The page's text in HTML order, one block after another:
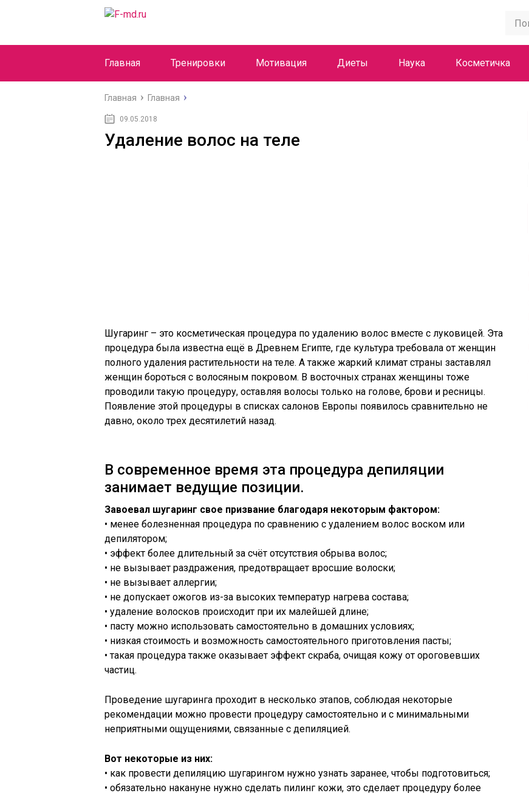
Главная Тренировки Мотивация Диеты Наука Косметичка
Главная Главная
09.05.2018
Удаление волос на теле
Шугаринг – это косметическая процедура по удалению волос вместе с луковицей. Эта
процедура была известна ещё в Древнем Египте, где культура требовала от женщин
полного удаления растительности на теле. А также жаркий климат страны заставлял
женщин бороться с волосяным покровом. В восточных странах женщины тоже
проводили такую процедуру, оставляя волосы только на голове, брови и ресницы.
Появление этой процедуры в списках салонов Европы появилось сравнительно не
давно, около трех десятилетий назад.
В современное время эта процедура депиляции
занимает ведущие позиции.
Завоевал шугаринг свое призвание благодаря некоторым фактором:
• менее болезненная процедура по сравнению с удалением волос воском или
депилятором;
• эффект более длительный за счёт отсутствия обрыва волос;
• не вызывает раздражения, предотвращает вросшие волоски;
• не вызывает аллергии;
• не допускает ожогов из-за высоких температур нагрева состава;
• удаление волосков происходит при их малейшей длине;
• пасту можно использовать самостоятельно в домашних условиях;
• низкая стоимость и возможность самостоятельного приготовления пасты;
• такая процедура также оказывает эффект скраба, очищая кожу от ороговевших
частиц.
Проведение шугаринга проходит в несколько этапов, соблюдая некоторые
рекомендации можно провести процедуру самостоятельно и с минимальными
неприятными ощущениями, связанные с депиляцией.
Вот некоторые из них:
• как провести депиляцию шугарингом нужно узнать заранее, чтобы подготовиться;
• обязательно накануне нужно сделать пилинг кожи, это сделает процедуру более